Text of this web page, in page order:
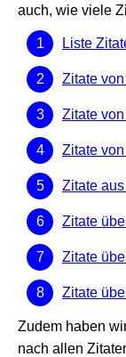
auch, wie viele
Liste
Zitate
Zitate
Zitate
Zitate
Zitate
Zitate
Zitate
Zudem haben
nach allen